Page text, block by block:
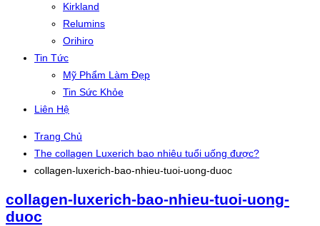
Kirkland
Relumins
Orihiro
Tin Tức
Mỹ Phẩm Làm Đẹp
Tin Sức Khỏe
Liên Hệ
Trang Chủ
The collagen Luxerich bao nhiêu tuổi uống được?
collagen-luxerich-bao-nhieu-tuoi-uong-duoc
collagen-luxerich-bao-nhieu-tuoi-uong-
duoc